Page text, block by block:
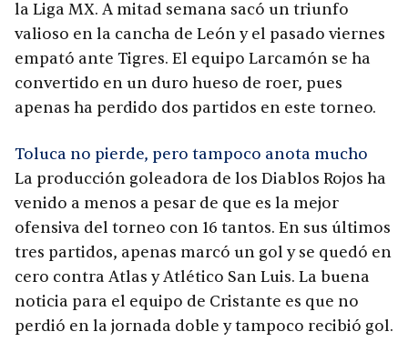
la Liga MX. A mitad semana sacó un triunfo
valioso en la cancha de León y el pasado viernes
empató ante Tigres. El equipo Larcamón se ha
convertido en un duro hueso de roer, pues
apenas ha perdido dos partidos en este torneo.
Toluca no pierde, pero tampoco anota mucho
La producción goleadora de los Diablos Rojos ha
venido a menos a pesar de que es la mejor
ofensiva del torneo con 16 tantos. En sus últimos
tres partidos, apenas marcó un gol y se quedó en
cero contra Atlas y Atlético San Luis. La buena
noticia para el equipo de Cristante es que no
perdió en la jornada doble y tampoco recibió gol.